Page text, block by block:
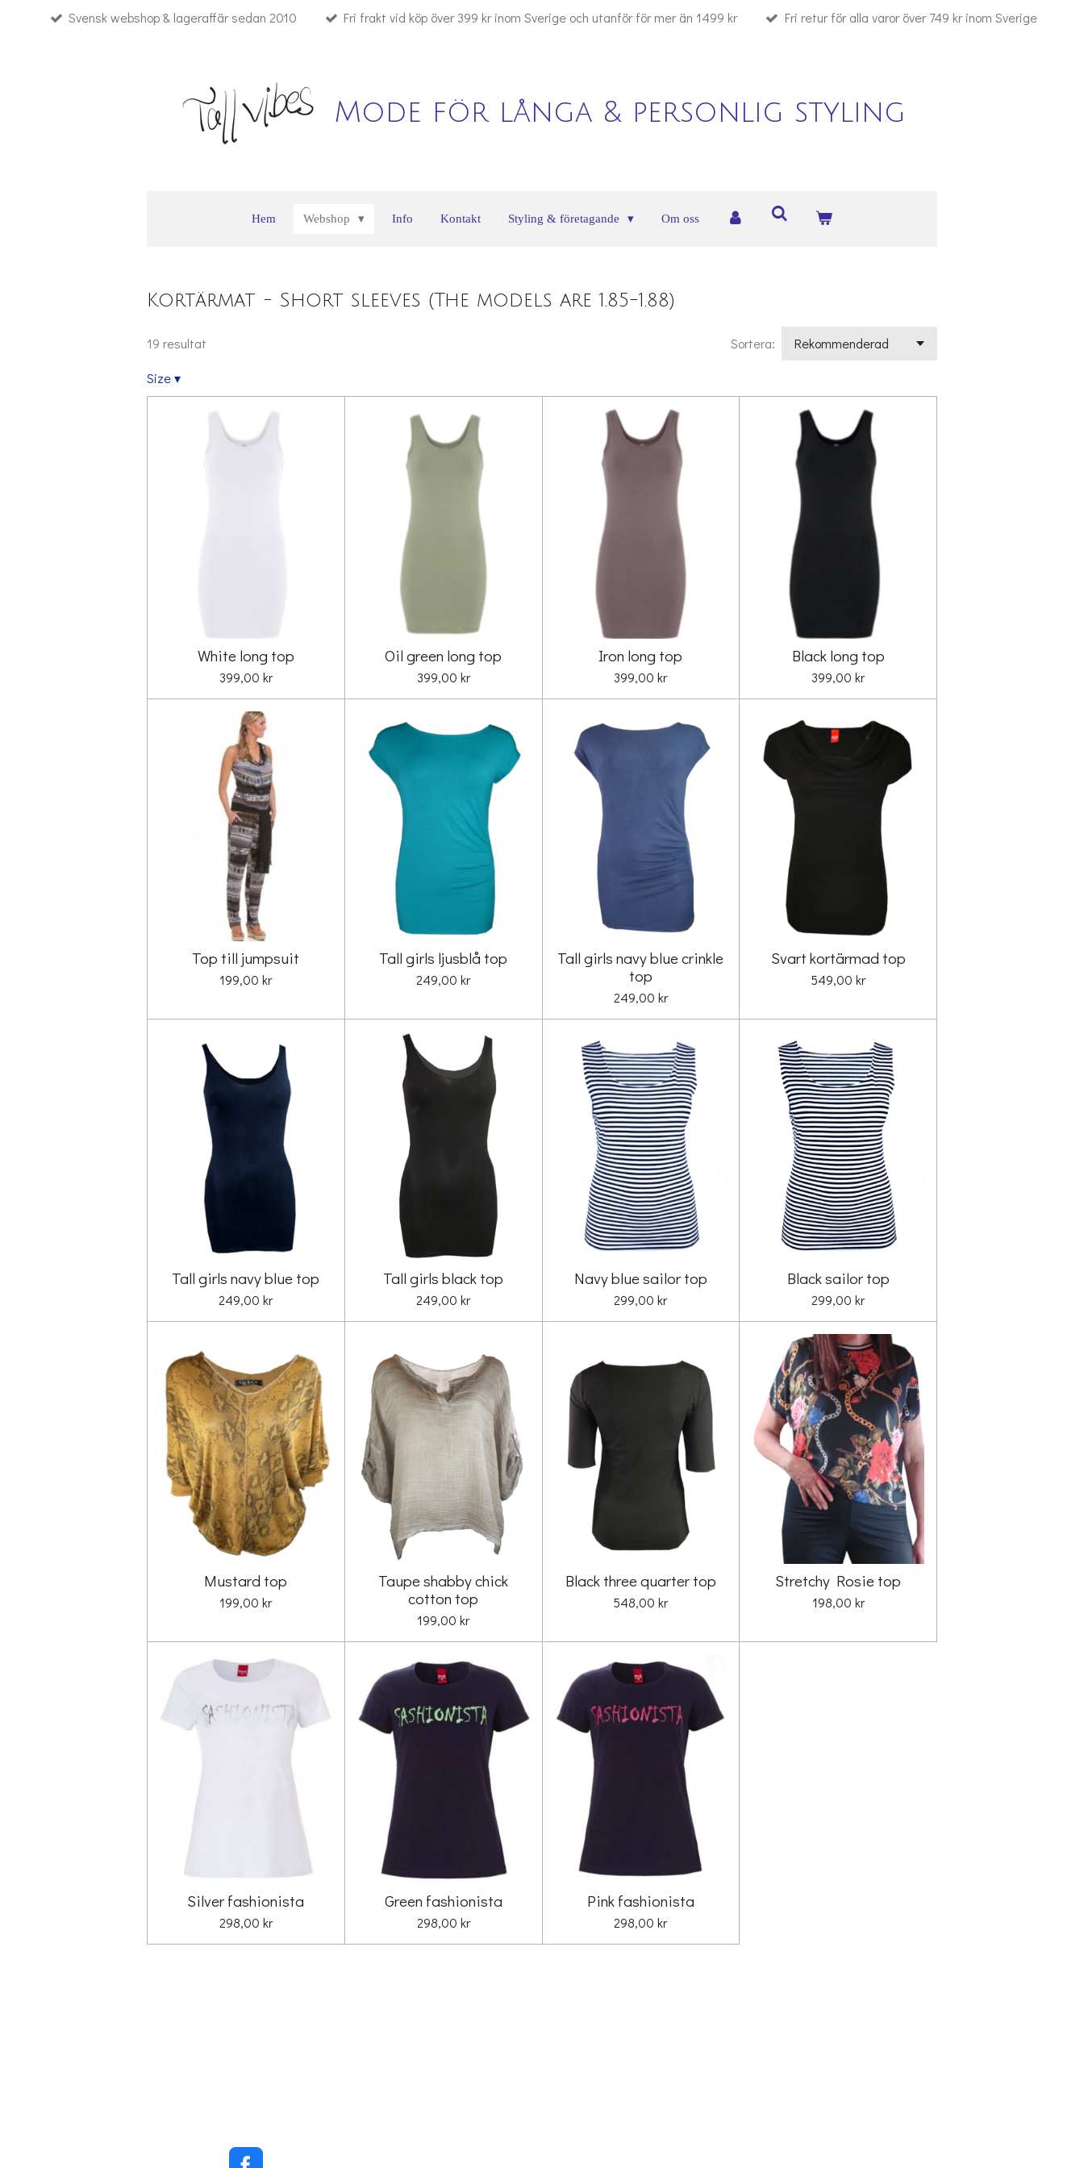
Svensk webshop & lageraffär sedan 2010 Fri frakt vid köp över 399 kr inom Sverige och utanför för mer än 1499 kr Fri retur för alla varor över 749 kr inom Sverige
Mode för långa & personlig styling
Hem Webshop Info Kontakt Styling & företagande Om oss
Kortärmat - Short sleeves (The models are 1.85-1.88)
19 resultat Sortera:
Size▾
White long top
399,00 kr
Oil green long top
399,00 kr
Iron long top
399,00 kr
Black long top
399,00 kr
Top till jumpsuit
199,00 kr
Tall girls ljusblå top
249,00 kr
Tall girls navy blue crinkle
top
249,00 kr
Svart kortärmad top
549,00 kr
Tall girls navy blue top
249,00 kr
Tall girls black top
249,00 kr
Navy blue sailor top
299,00 kr
Black sailor top
299,00 kr
Mustard top
199,00 kr
Taupe shabby chick
cotton top
199,00 kr
Black three quarter top
548,00 kr
Stretchy Rosie top
198,00 kr
Silver fashionista
298,00 kr
Green fashionista
298,00 kr
Pink fashionista
298,00 kr